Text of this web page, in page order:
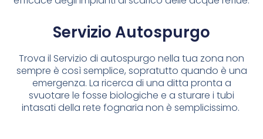
Servizio Autospurgo
Trova il Servizio di autospurgo nella tua zona non
sempre è così semplice, sopratutto quando è una
emergenza. La ricerca di una ditta pronta a
svuotare le fosse biologiche e a sturare i tubi
intasati della rete fognaria non è semplicissimo.